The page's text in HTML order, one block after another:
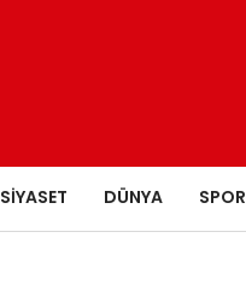
SIYASET DÜNYA SPOR